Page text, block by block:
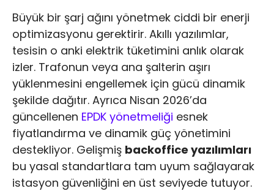
Büyük bir şarj ağını yönetmek ciddi bir enerji
optimizasyonu gerektirir. Akıllı yazılımlar,
tesisin o anki elektrik tüketimini anlık olarak
izler. Trafonun veya ana şalterin aşırı
yüklenmesini engellemek için gücü dinamik
şekilde dağıtır. Ayrıca Nisan 2026’da
güncellenen EPDK yönetmeliği esnek
fiyatlandırma ve dinamik güç yönetimini
destekliyor. Gelişmiş backoffice yazılımları
bu yasal standartlara tam uyum sağlayarak
istasyon güvenliğini en üst seviyede tutuyor.